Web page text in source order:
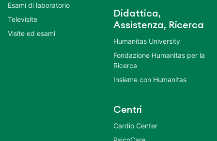
Esami di laboratorio
Televisite
Visite ed esami
Didattica,
Assistenza, Ricerca
Humanitas University
Fondazione Humanitas per la
Ricerca
Insieme con Humanitas
Centri
Cardio Center